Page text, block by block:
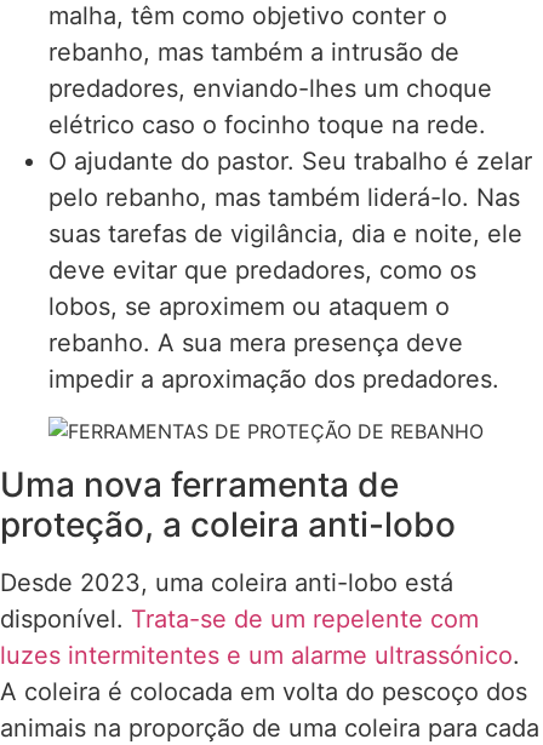
malha, têm como objetivo conter o
rebanho, mas também a intrusão de
predadores, enviando-lhes um choque
elétrico caso o focinho toque na rede.
O ajudante do pastor. Seu trabalho é zelar
pelo rebanho, mas também liderá-lo. Nas
suas tarefas de vigilância, dia e noite, ele
deve evitar que predadores, como os
lobos, se aproximem ou ataquem o
rebanho. A sua mera presença deve
impedir a aproximação dos predadores.
Uma nova ferramenta de
proteção, a coleira anti-lobo
Desde 2023, uma coleira anti-lobo está
disponível. Trata-se de um repelente com
luzes intermitentes e um alarme ultrassónico.
A coleira é colocada em volta do pescoço dos
animais na proporção de uma coleira para cada